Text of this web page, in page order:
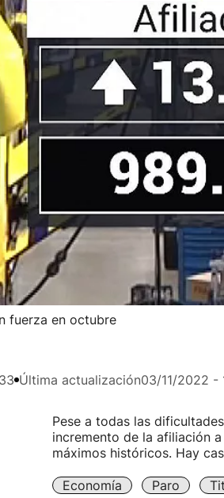
fuerza en octubre
Última actualización03/11/2022 -
Pese a todas las
incremento de la afiliación
máximos históricos. Hay
Economía Paro